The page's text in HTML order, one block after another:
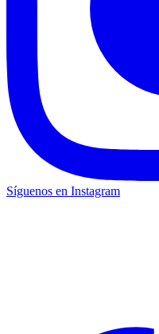
Síguenos en Instagram